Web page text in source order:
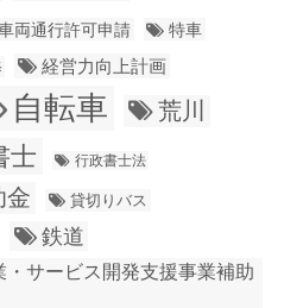
両通行許可申請
特車
経営力向上計画
自転車 荒川
士 行政書士法
金 貸切りバス
鉄道
サービス開発支援事業補助